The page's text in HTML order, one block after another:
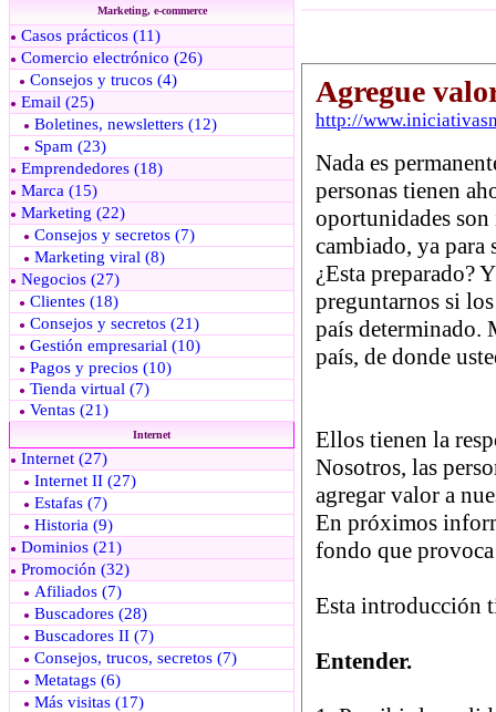
Marketing, e-commerce
● Casos prácticos (11)
● Comercio electrónico (26)
● Consejos y trucos (4)
● Email (25)
● Boletines, newsletters (12)
● Spam (23)
● Emprendedores (18)
● Marca (15)
● Marketing (22)
● Consejos y secretos (7)
● Marketing viral (8)
● Negocios (27)
● Clientes (18)
● Consejos y secretos (21)
● Gestión empresarial (10)
● Pagos y precios (10)
● Tienda virtual (7)
● Ventas (21)
Internet
● Internet (27)
● Internet II (27)
● Estafas (7)
● Historia (9)
● Dominios (21)
● Promoción (32)
● Afiliados (7)
● Buscadores (28)
● Buscadores II (7)
● Consejos, trucos, secretos (7)
● Metatags (6)
● Más visitas (17)